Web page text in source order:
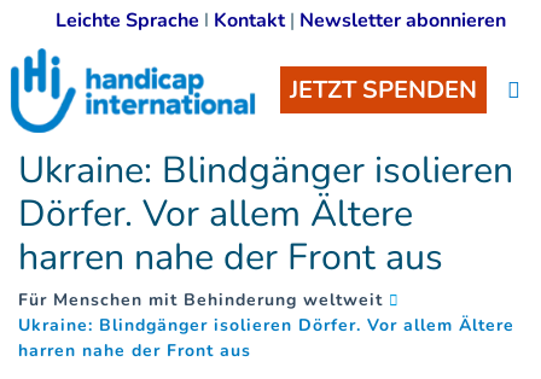
Leichte Sprache I Kontakt| Newsletter abonnieren
JETZT SPENDEN
Ukraine: Blindgänger isolieren
Dörfer. Vor allem Ältere
harren nahe der Front aus
Für Menschen mit Behinderung weltweit
Ukraine: Blindgänger isolieren Dörfer. Vor allem Ältere
harren nahe der Front aus